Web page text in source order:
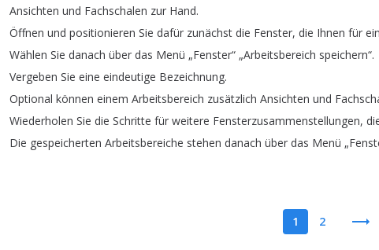
Ansichten und Fachschalen zur Hand.
Öffnen und positionieren Sie dafür zunächst die Fenster, die Ihnen für
Wählen Sie danach über das Menü „Fenster“ „Arbeitsbereich speichern“.
Vergeben Sie eine eindeutige Bezeichnung.
Optional können einem Arbeitsbereich zusätzlich Ansichten und
Wiederholen Sie die Schritte für weitere Fensterzusammenstellungen,
Die gespeicherten Arbeitsbereiche stehen danach über das Menü „
1 2